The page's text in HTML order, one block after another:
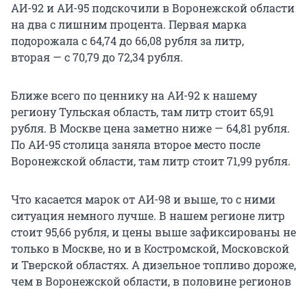
АИ-92 и АИ-95 подскочили в Воронежской области
на два с лишним процента. Первая марка
подорожала с 64,74 до 66,08 рубля за литр,
вторая — с 70,79 до 72,34 рубля.
Ближе всего по ценнику на АИ-92 к нашему
региону Тульская область, там литр стоит 65,91
рубля. В Москве цена заметно ниже — 64,81 рубля.
По АИ-95 столица заняла второе место после
Воронежской области, там литр стоит 71,99 рубля.
Что касается марок от АИ-98 и выше, то с ними
ситуация немного лучше. В нашем регионе литр
стоит 95,66 рубля, и цены выше зафиксированы не
только в Москве, но и в Костромской, Московской
и Тверской областях. А дизельное топливо дороже,
чем в Воронежской области, в половине регионов